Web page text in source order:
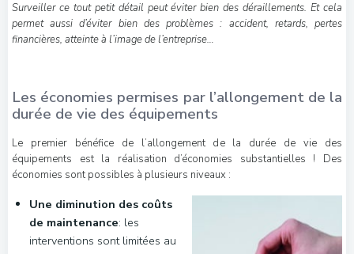
Surveiller ce tout petit détail peut éviter bien des déraillements. Et cela
permet aussi d’éviter bien des problèmes : accident, retards, pertes
financières, atteinte à l’image de l’entreprise…
Les économies permises par l’allongement de la
durée de vie des équipements
Le premier bénéfice de l’allongement de la durée de vie des
équipements est la réalisation d’économies substantielles ! Des
économies sont possibles à plusieurs niveaux :
Une diminution des coûts
de maintenance: les
interventions sont limitées au